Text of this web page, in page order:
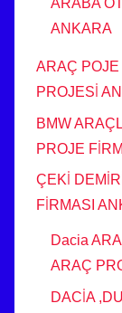
ARABA
ANKARA
ARAÇ POJE
PROJESİ
BMW
PROJE
ÇEKİ
FİRMASI
Dacia
ARAÇ
DACİA